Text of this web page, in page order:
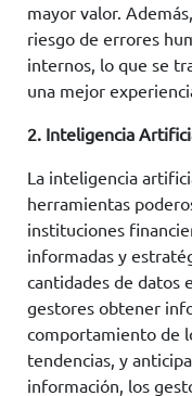
mayor valor.
riesgo de errores
internos, lo que se
una mejor
2. Inteligencia
La inteligencia
herramientas
instituciones
informadas y
cantidades de datos
gestores obtener
comportamiento de
tendencias, y
información, los